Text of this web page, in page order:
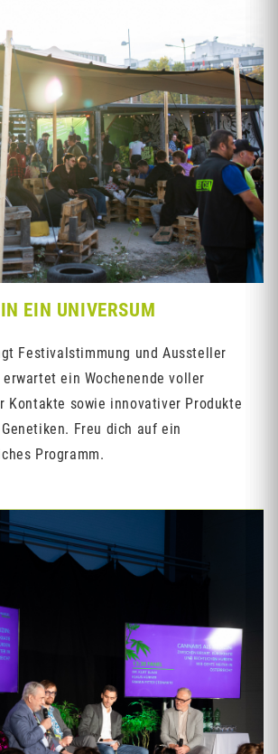
EIN UNIVERSUM
Festivalstimmung und Aussteller
erwartet ein Wochenende voller
Kontakte sowie innovativer Produkte
Freu dich auf ein
Programm.